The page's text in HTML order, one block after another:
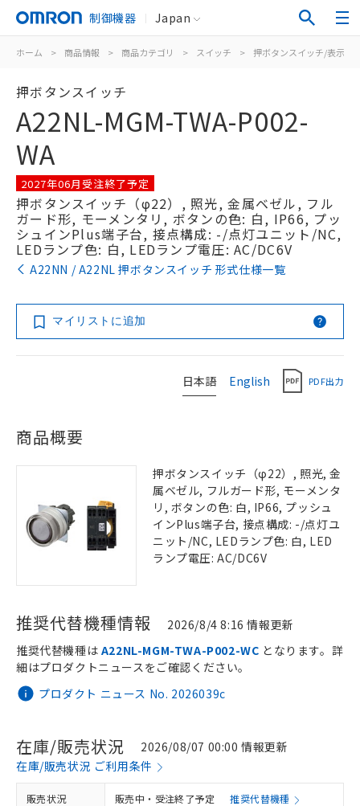
制御機器 Japan
ホーム > 商品情報 > 商品カテゴリ > スイッチ > 押ボタンスイッチ/表示灯
押ボタンスイッチ
A22NL-MGM-TWA-P002-
WA
2027年06月受注終了予定
押ボタンスイッチ（φ22）, 照光, 金属ベゼル, フル
ガード形, モーメンタリ, ボタンの色: 白, IP66, プッ
シュインPlus端子台, 接点構成: -/点灯ユニット/NC,
LEDランプ色: 白, LEDランプ電圧: AC/DC6V
A22NN / A22NL 押ボタンスイッチ 形式仕様一覧
マイリストに追加
日本語 English PDF出力
商品概要
押ボタンスイッチ（φ22）, 照光, 金
属ベゼル, フルガード形, モーメンタ
リ, ボタンの色: 白, IP66, プッシュ
インPlus端子台, 接点構成: -/点灯ユ
ニット/NC, LEDランプ色: 白, LED
ランプ電圧: AC/DC6V
推奨代替機種情報 2026/8/4 8:16 情報更新
プロダクト ニュース No. 2026039c
推奨代替機種は A22NL-MGM-TWA-P002-WC となります。詳
細はプロダクトニュースをご確認ください。
在庫/販売状況
2026/08/07 00:00 情報更新
在庫/販売状況 ご利用条件
販売状況 販売中・受注終了予定 推奨代替機種